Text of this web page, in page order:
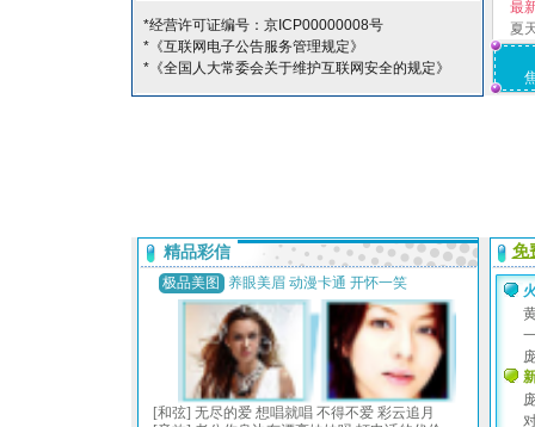
*经营许可证编号：京ICP00000008号
*《互联网电子公告服务管理规定》
*《全国人大常委会关于维护互联网安全的规定》
最
夏